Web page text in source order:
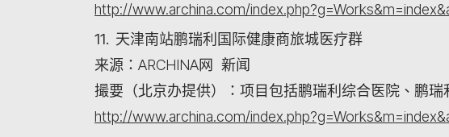
http://www.archina.com/
11. 天津南站鹏瑞利国际健康商旅城医疗群
来源：ARCHINA网 新闻
撮要（北京办提供）：项目包括鹏瑞利综合医院、鹏
http://www.archina.com/